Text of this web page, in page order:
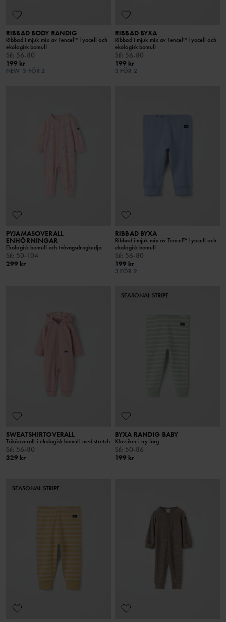
RIBBAD BODY RANDIG
Ribbad i mjuk mix av Tencel™ lyocell och
ekologisk bomull
Stl: 56-80
199 kr
NEW 3 FÖR 2
RIBBAD BYXA
Ribbad i mjuk mix av Tencel™ lyocell och
ekologisk bomull
Stl: 56-80
199 kr
3 FÖR 2
PYJAMASOVERALL
ENHÖRNINGAR
Ekologisk bomull och tvåvägsdragkedja
Stl: 50-104
299 kr
RIBBAD BYXA
Ribbad i mjuk mix av Tencel™ lyocell och
ekologisk bomull
Stl: 56-80
199 kr
3 FÖR 2
SWEATSHIRTOVERALL
Trikåoverall i ekologisk bomull med stretch
Stl: 56-80
329 kr
SEASONAL STRIPE
BYXA RANDIG BABY
Klassiker i ny färg
Stl: 50-86
199 kr
SEASONAL STRIPE